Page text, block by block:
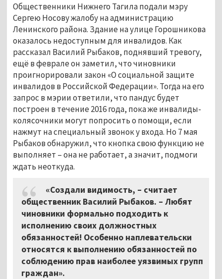
Общественники Нижнего Тагила подали мэру
Сергею Носову жалобу на администрацию
Ленинского района. Здание на улице Горошникова
оказалось недоступным для инвалидов. Как
рассказал Василий Рыбаков, поднявший тревогу,
ещё в феврале он заметил, что чиновники
проигнорировали закон «О социальной защите
инвалидов в Российской Федерации». Тогда на его
запрос в мэрии ответили, что пандус будет
построен в течение 2016 года, пока же инвалиды-
колясочники могут попросить о помощи, если
нажмут на специальный звонок у входа. Но 7 мая
Рыбаков обнаружил, что кнопка свою функцию не
выполняет – она не работает, а значит, подмоги
ждать неоткуда.
«Создали видимость, – считает
общественник Василий Рыбаков. – Любят
чиновники формально подходить к
исполнению своих должностных
обязанностей! Особенно наплевательски
относятся к выполнению обязанностей по
соблюдению прав наиболее уязвимых групп
граждан».